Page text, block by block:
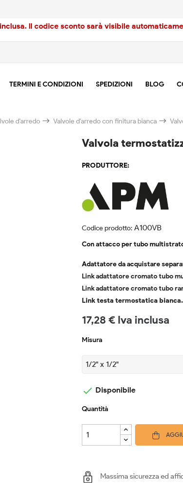
Il codice sconto sarà visibile
TERMINI E CONDIZIONI SPEDIZIONI BLOG
d'arredo Valvole d'arredo con finitura bianca
Valvola
PRODUTTORE:
Codice prodotto: A100VB
Con attacco per tubo
Adattatore da acquistare
Link adattatore cromato tubo
Link adattatore cromato tubo
Link testa termostatica bianca.
17,28 € Iva inclusa
Misura
 Disponibile
Quantità
Massima sicurezza ed